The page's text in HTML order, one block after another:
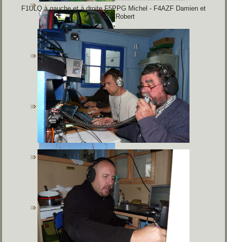
F1ULQ à gauche et à droite F5PPG Michel - F4AZF Damien et
F1OET Robert